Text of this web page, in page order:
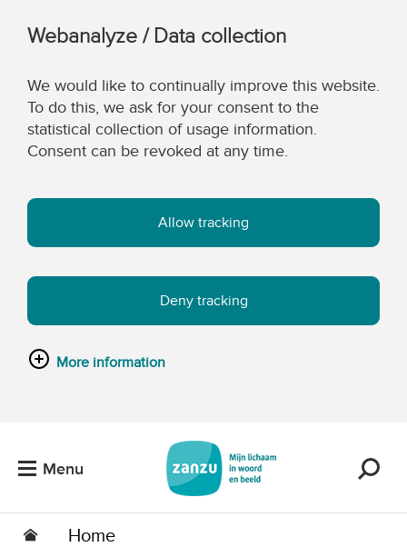
Webanalyze / Data collection
We would like to continually improve this website.
To do this, we ask for your consent to the
statistical collection of usage information.
Consent can be revoked at any time.
Allow tracking
Deny tracking
More information
Menu
Home